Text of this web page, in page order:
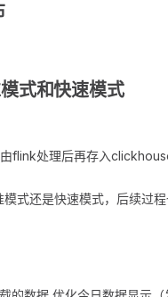
式和快速模式
flink处理后再存入
式还是快速模式，后续过